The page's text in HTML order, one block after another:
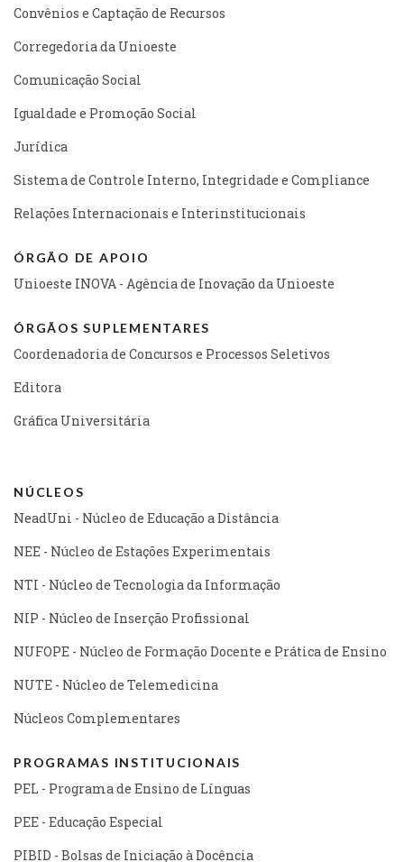
Convênios e Captação de Recursos
Corregedoria da Unioeste
Comunicação Social
Igualdade e Promoção Social
Jurídica
Sistema de Controle Interno, Integridade e Compliance
Relações Internacionais e Interinstitucionais
ÓRGÃO DE APOIO
Unioeste INOVA - Agência de Inovação da Unioeste
ÓRGÃOS SUPLEMENTARES
Coordenadoria de Concursos e Processos Seletivos
Editora
Gráfica Universitária
NÚCLEOS
NeadUni - Núcleo de Educação a Distância
NEE - Núcleo de Estações Experimentais
NTI - Núcleo de Tecnologia da Informação
NIP - Núcleo de Inserção Profissional
NUFOPE - Núcleo de Formação Docente e Prática de Ensino
NUTE - Núcleo de Telemedicina
Núcleos Complementares
PROGRAMAS INSTITUCIONAIS
PEL - Programa de Ensino de Línguas
PEE - Educação Especial
PIBID - Bolsas de Iniciação à Docência